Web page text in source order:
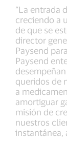
“La entrada
creciendo a
de que se
director
Paysend
Paysend
queridos de
a
amortiguar
misión de
nuestros
instantánea,